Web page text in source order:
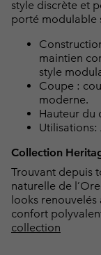
style discrète et
porté modulable
maintien
style
Coupe :
moderne.
Hauteur du
Utilisations:
Collection
Trouvant depuis
naturelle de
looks
confort
collection